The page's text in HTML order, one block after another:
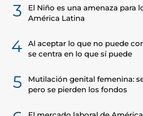
3
El Niño es una amenaza para
América Latina
4
Al aceptar lo que no puede
se centra en lo que sí puede
5
Mutilación genital femenina:
pero se pierden los fondos